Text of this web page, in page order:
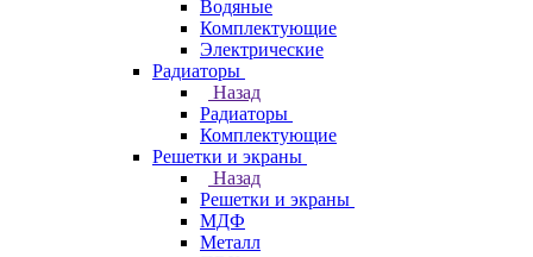
Водяные
Комплектующие
Электрические
Радиаторы
Назад
Радиаторы
Комплектующие
Решетки и экраны
Назад
Решетки и экраны
МДФ
Металл